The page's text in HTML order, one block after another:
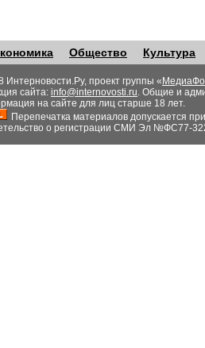
Общество Культура
Интерновости.Ру, проект группы «
сайта: info@internovosti.ru. Общие и
на сайте для лиц старше 18 лет.
Перепечатка материалов допускается
о регистрации СМИ Эл №ФС77-